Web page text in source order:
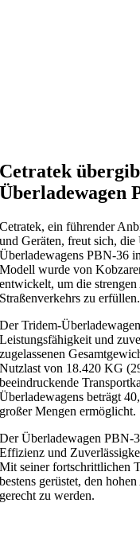
Cetratek
Überladewagen
Cetratek, ein führender
und Geräten, freut sich,
Überladewagens PBN-36
Modell wurde von
entwickelt, um die
Straßenverkehrs zu erfüllen.
Der Tridem-
Leistungsfähigkeit und
zugelassenen
Nutzlast von 18.420 KG
beeindruckende
Überladewagens beträgt
großer Mengen ermöglicht.
Der Überladewagen PBN-
Effizienz und
Mit seiner fortschrittlichen
bestens gerüstet, den
gerecht zu werden.